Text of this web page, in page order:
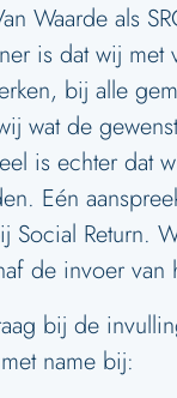
Waarde als
is dat wij met
bij alle
wat de
is echter dat
Eén
Social Return.
de invoer van
bij de
name bij: